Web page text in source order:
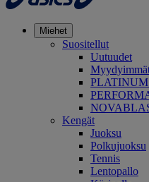
Miehet
Suositellut
Uutuudet
PLATINUM
Kengät
Juoksu
Polkujuoksu
Tennis
Lentopallo